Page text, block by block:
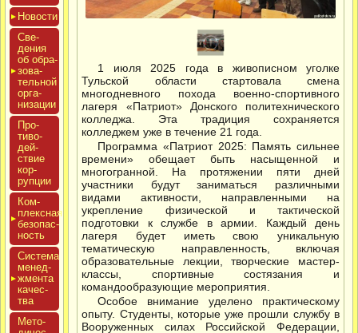
Новос­ти
Све­
дения
об об­ра­
зова­
тель­ной
ор­га­
низа­ции
Про­
тиво­
дей­
ствие
кор­
рупции
Ком­
плексная
бе­зопас­
ность
Сис­те­ма
ме­нед­
жмен­та
ка­чес­
тва
Мето­
1 июля 2025 года в живописном уголке
Тульской области стартовала смена
многодневного похода военно-спортивного
лагеря «Патриот» Донского политехнического
колледжа. Эта традиция сохраняется
колледжем уже в течение 21 года.
Программа «Патриот 2025: Память сильнее
времени» обещает быть насыщенной и
многогранной. На протяжении пяти дней
участники будут заниматься различными
видами активности, направленными на
укрепление физической и тактической
подготовки к службе в армии. Каждый день
лагеря будет иметь свою уникальную
тематическую направленность, включая
образовательные лекции, творческие мастер-
классы, спортивные состязания и
командообразующие мероприятия.
Особое внимание уделено практическому
опыту. Студенты, которые уже прошли службу в
Вооруженных силах Российской Федерации,